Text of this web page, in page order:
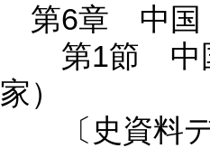
第6章 中国
第1節 中国
家）
〔史資料デ